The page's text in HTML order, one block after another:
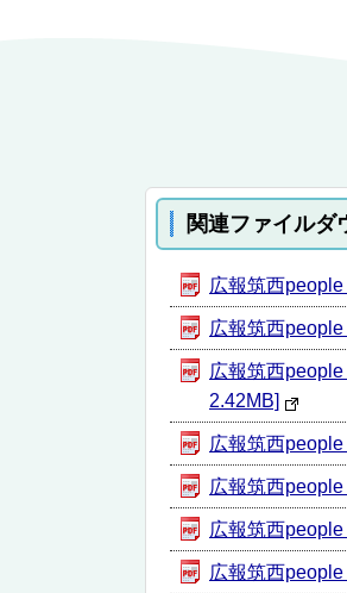
関連ファイルダ
広報筑西
広報筑西
広報筑西
2.42MB]
広報筑西
広報筑西
広報筑西
広報筑西